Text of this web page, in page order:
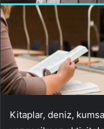
Kitaplar, deniz,